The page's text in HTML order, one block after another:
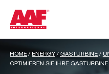
HOME / ENERGY/GASTURBINE /
OPTIMIEREN SIE IHRE GASTURBINE